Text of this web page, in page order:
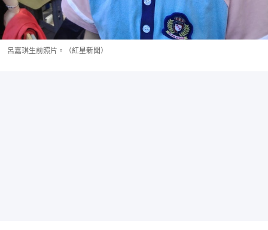
呂嘉琪生前照片。（紅星新聞）